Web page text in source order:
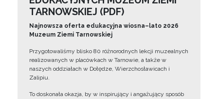
TARNOWSKIEJ (PDF)
Najnowsza oferta edukacyjna wiosna–lato 2026
Muzeum Ziemi Tarnowskiej
Przygotowaliśmy blisko 80 różnorodnych lekcji muzealnych
realizowanych w placówkach w Tarnowie, a także w
naszych oddziałach w Dołędze, Wierzchosławicach i
Zalipiu.
To doskonała okazja, by w inspirujący i angażujący sposób